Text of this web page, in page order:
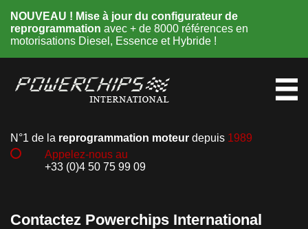
NOUVEAU ! Mise à jour du configurateur de
reprogrammation avec + de 8000 références en
motorisations Diesel, Essence et Hybride !
N°1 de la reprogrammation moteur depuis 1989
Appelez-nous au
+33 (0)4 50 75 99 09
Contactez Powerchips International